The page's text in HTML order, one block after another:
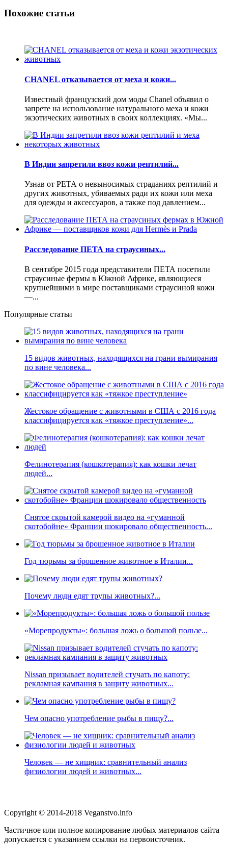
Похожие статьи
CHANEL отказывается от меха и кожи...
Известный французский дом моды Chanel объявил о
запрете на использование натурального меха и кожи
экзотических животных в своих коллекциях. «Мы...
В Индии запретили ввоз кожи рептилий...
Узнав от РЕТА о невыносимых страданиях рептилий и
других животных, убиваемых ради их кожи или меха
для одежды и аксессуаров, а также под давлением...
Расследование ПЕТА на страусиных...
В сентябре 2015 года представители ПЕТА посетили
страусиные фермы в Южной Африке, являющиеся
крупнейшими в мире поставщиками страусиной кожи
—...
Популярные статьи
15 видов животных, находящихся на грани вымирания
по вине человека...
Жестокое обращение с животными в США с 2016 года
классифицируется как «тяжкое преступление»...
Фелинотерапия (кошкотерапия): как кошки лечат
людей...
Снятое скрытой камерой видео на «гуманной
скотобойне» Франции шокировало общественность...
Год тюрьмы за брошенное животное в Италии...
Почему люди едят трупы животных?...
«Морепродукты»: большая ложь о большой пользе...
Nissan призывает водителей стучать по капоту:
рекламная кампания в защиту животных...
Чем опасно употребление рыбы в пищу?...
Человек — не хищник: сравнительный анализ
физиологии людей и животных...
Copyright © 2014-2018 Veganstvo.info
Частичное или полное копирование любых материалов сайта
допускается с указанием ссылки на первоисточник.